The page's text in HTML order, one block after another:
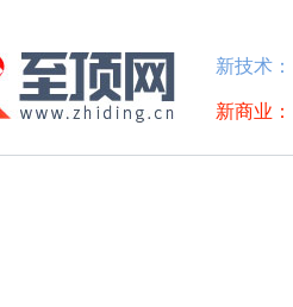
新技术：
新商业：